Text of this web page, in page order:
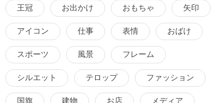
王冠 お出かけ おもちゃ 矢印
アイコン 仕事 表情 おばけ
スポーツ 風景 フレーム
シルエット テロップ ファッション
国旗 建物 お店 メディア